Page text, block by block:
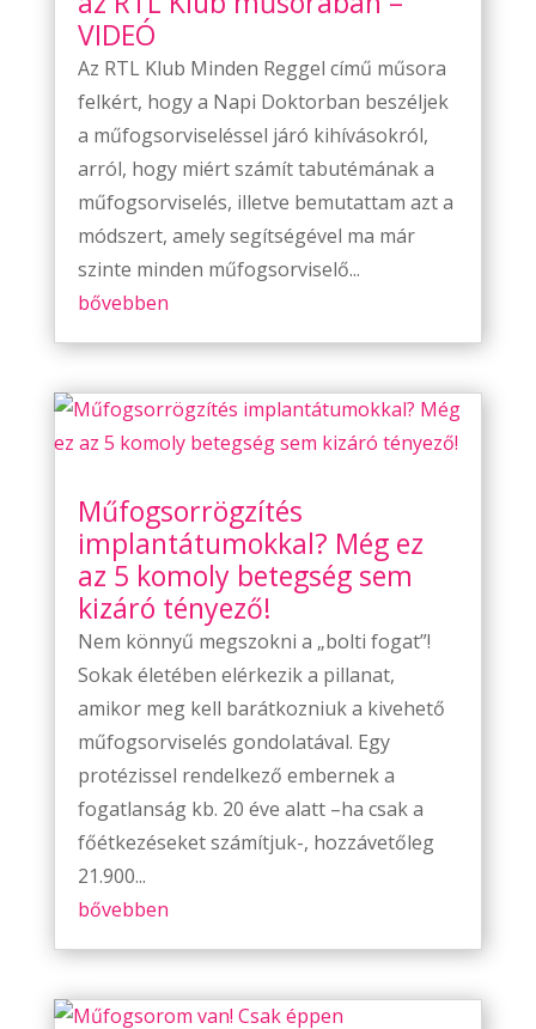
VIDEÓ
Az RTL Klub Minden Reggel című műsora
felkért, hogy a Napi Doktorban beszéljek
a műfogsorviseléssel járó kihívásokról,
arról, hogy miért számít tabutémának a
műfogsorviselés, illetve bemutattam azt a
módszert, amely segítségével ma már
szinte minden műfogsorviselő...
bővebben
Műfogsorrögzítés
implantátumokkal? Még ez
az 5 komoly betegség sem
kizáró tényező!
Nem könnyű megszokni a „bolti fogat”!
Sokak életében elérkezik a pillanat,
amikor meg kell barátkozniuk a kivehető
műfogsorviselés gondolatával. Egy
protézissel rendelkező embernek a
fogatlanság kb. 20 éve alatt –ha csak a
főétkezéseket számítjuk-, hozzávetőleg
21.900...
bővebben